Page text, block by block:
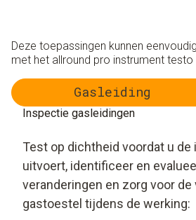
Deze toepassingen kunnen
met het allround pro instrument testo
Gasleiding
Inspectie gasleidingen
Test op dichtheid voordat u
uitvoert, identificeer en
veranderingen en zorg voor
gastoestel tijdens de werking: